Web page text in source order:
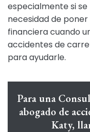
especialmente si
necesidad de
financiera cuando
accidentes de
para ayudarle.
Para una
abogado de
Katy,